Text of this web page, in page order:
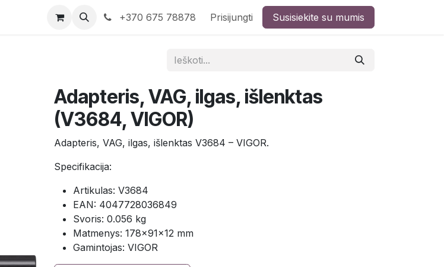
+370 675 78878 Prisijungti Susisiekite su mumis
Adapteris, VAG, ilgas, išlenktas
(V3684, VIGOR)
Adapteris, VAG, ilgas, išlenktas V3684 – VIGOR.
Specifikacija:
Artikulas: V3684
EAN: 4047728036849
Svoris: 0.056 kg
Matmenys: 178×91×12 mm
Gamintojas: VIGOR